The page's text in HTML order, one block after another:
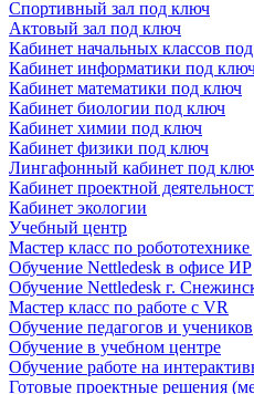
Спортивный зал под ключ
Актовый зал под ключ
Кабинет начальных классов
Кабинет информатики под
Кабинет математики под ключ
Кабинет биологии под ключ
Кабинет химии под ключ
Кабинет физики под ключ
Лингафонный кабинет под
Кабинет проектной
Кабинет экологии
Учебный центр
Мастер класс по
Обучение Nettledesk в офисе ИР
Обучение Nettledesk г.
Мастер класс по работе с VR
Обучение педагогов и учеников
Обучение в учебном центре
Обучение работе на
Готовые проектные решения